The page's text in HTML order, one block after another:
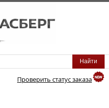
Проверить статус заказа